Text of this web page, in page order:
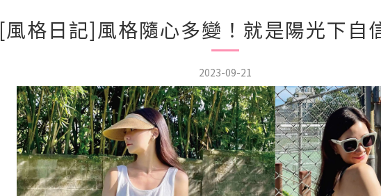
[風格日記]風格隨心多變！就是陽光下自
2023-09-21